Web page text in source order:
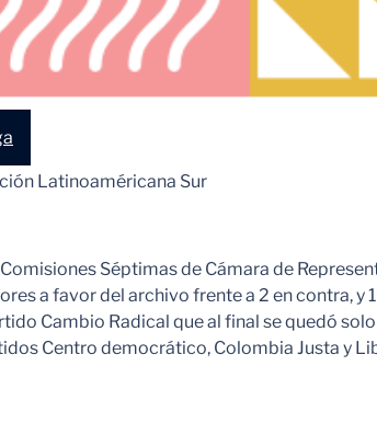
Latinoaméricana Sur
Séptimas de Cámara de
a favor del archivo frente a 2 en contra,
Cambio Radical que al final se quedó
Centro democrático, Colombia Justa y